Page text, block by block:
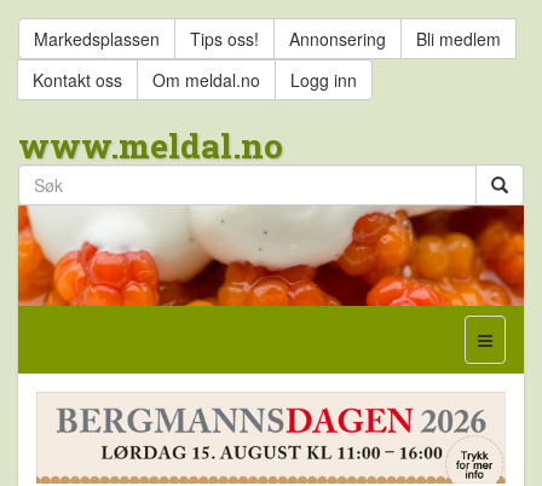
Markedsplassen Tips oss! Annonsering
Bli medlem
Kontakt oss
Om meldal.no Logg inn
www.meldal.no